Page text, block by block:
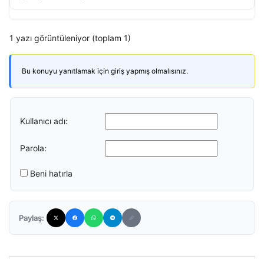
1 yazı görüntüleniyor (toplam 1)
Bu konuyu yanıtlamak için giriş yapmış olmalısınız.
Kullanıcı adı:
Parola:
Beni hatırla
Paylaş: